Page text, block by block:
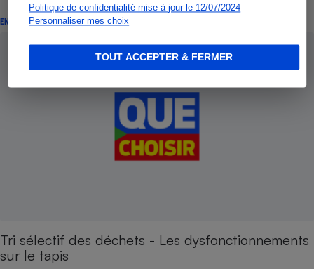
Politique de confidentialité mise à jour le 12/07/2024
Personnaliser mes choix
TOUT ACCEPTER & FERMER
ENQUÊTE
Tri sélectif des déchets - Les dysfonctionnements
sur le tapis